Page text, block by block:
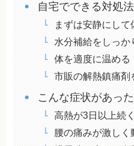
自宅でできる対処法
まずは安静にして
水分補給をしっか
体を適度に温める
市販の解熱鎮痛剤
こんな症状があっ
高熱が3日以上続
腰の痛みが激しく